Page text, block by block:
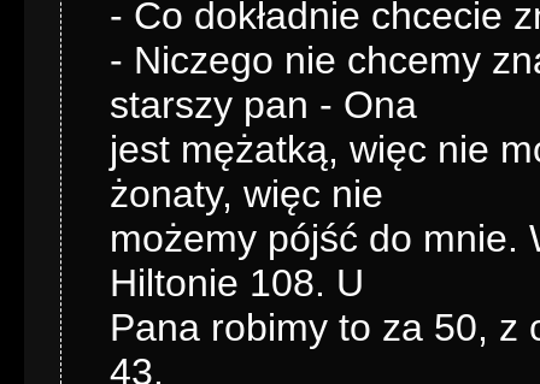
- Co dokładnie chcecie
- Niczego nie chcemy
starszy pan - Ona
jest mężatką, więc nie
żonaty, więc nie
możemy pójść do mnie.
Hiltonie 108. U
Pana robimy to za 50, z
43.